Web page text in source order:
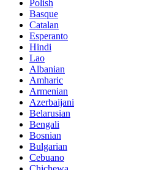
Polish
Basque
Catalan
Esperanto
Hindi
Lao
Albanian
Amharic
Armenian
Azerbaijani
Belarusian
Bengali
Bosnian
Bulgarian
Cebuano